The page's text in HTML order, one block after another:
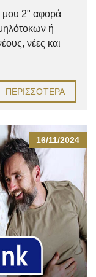
μου 2" αφορά
ή
νέες και
ΠΕΡΙΣΣΌΤΕΡΑ
16/11/2024